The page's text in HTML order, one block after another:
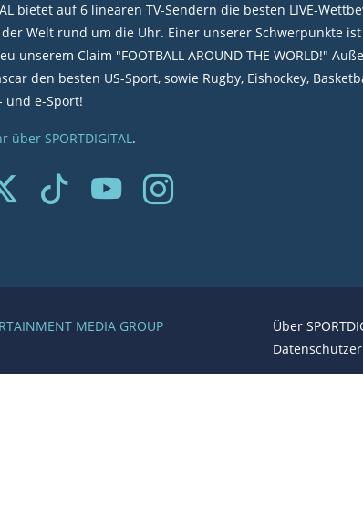
bietet auf 6 linearen TV-Sendern die besten LIVE-
Welt rund um die Uhr. Einer unserer Schwerpunkte
unserem Claim "FOOTBALL AROUND THE WORLD!"
den besten US-Sport, sowie Rugby, Eishockey,
und e-Sport!
über SPORTDIGITAL.
MEDIA GROUP Über